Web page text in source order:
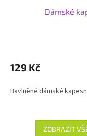
Dámské
129 Kč
Bavlněné dámské
ZOBRAZIT